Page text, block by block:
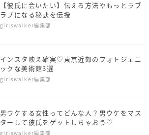
【彼氏に会いたい】伝える方法やもっとラブ
ラブになる秘訣を伝授
girlswalker編集部
インスタ映え確実♡東京近郊のフォトジェニ
ックな美術館3選
girlswalker編集部
男ウケする女性ってどんな人？男ウケをマス
ターして彼氏をゲットしちゃおう♡
girlswalker編集部